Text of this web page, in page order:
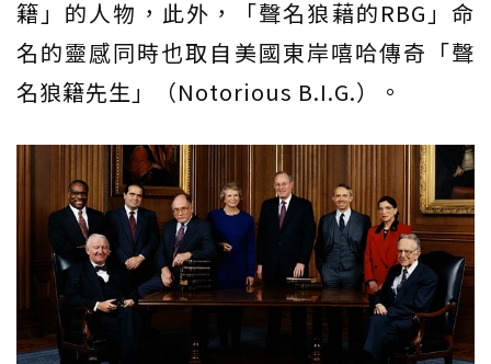
籍」的人物，此外，「聲名狼藉的RBG」命
名的靈感同時也取自美國東岸嘻哈傳奇「聲
名狼籍先生」（Notorious B.I.G.）。